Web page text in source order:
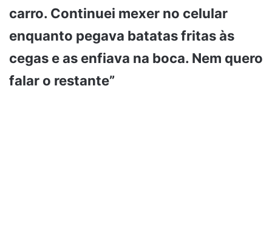
carro. Continuei mexer no celular
enquanto pegava batatas fritas às
cegas e as enfiava na boca. Nem quero
falar o restante”